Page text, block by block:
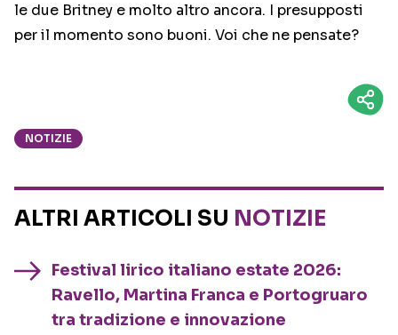
le due Britney e molto altro ancora. I presupposti
per il momento sono buoni. Voi che ne pensate?
NOTIZIE
ALTRI ARTICOLI SU NOTIZIE
Festival lirico italiano estate 2026:
Ravello, Martina Franca e Portogruaro
tra tradizione e innovazione